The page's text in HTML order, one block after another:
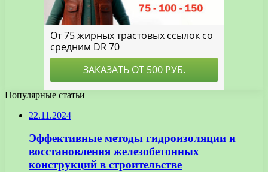
Популярные статьи
22.11.2024
Эффективные методы гидроизоляции и
восстановления железобетонных
конструкций в строительстве